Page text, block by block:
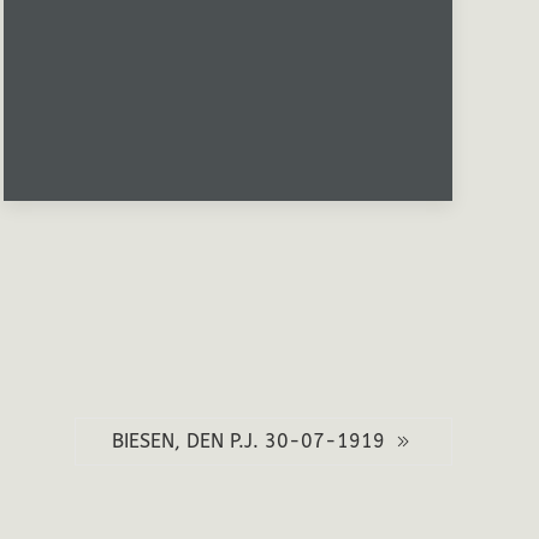
BIESEN, DEN P.J. 30-07-1919